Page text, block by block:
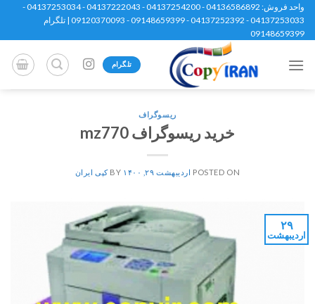
Skip
content
واحد فروش: 04136586892 - 04137254200 - 04137222043 - 04137253034 -
04137253033 - 04137252392 - 09148659399 - 09120370093 | تلگرام
09148659399
تلگرام
ریسوگراف
خرید ریسوگراف mz770
POSTED ON اردیبهشت ۲۹, ۱۴۰۰ کپی ایران
۲۹
اردیبهشت